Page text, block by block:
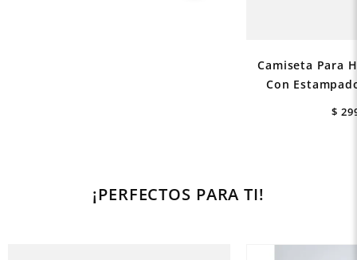
Camiseta Para
Con
$
¡PERFECTOS PARA TI!